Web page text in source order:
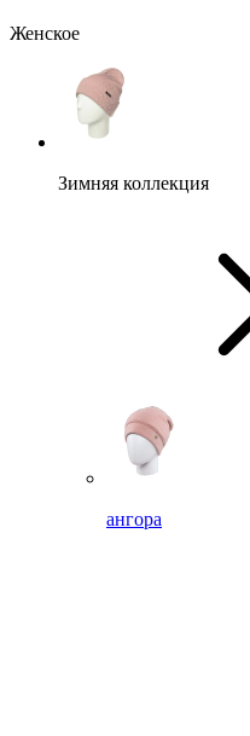
Женское
Зимняя коллекция
ангора